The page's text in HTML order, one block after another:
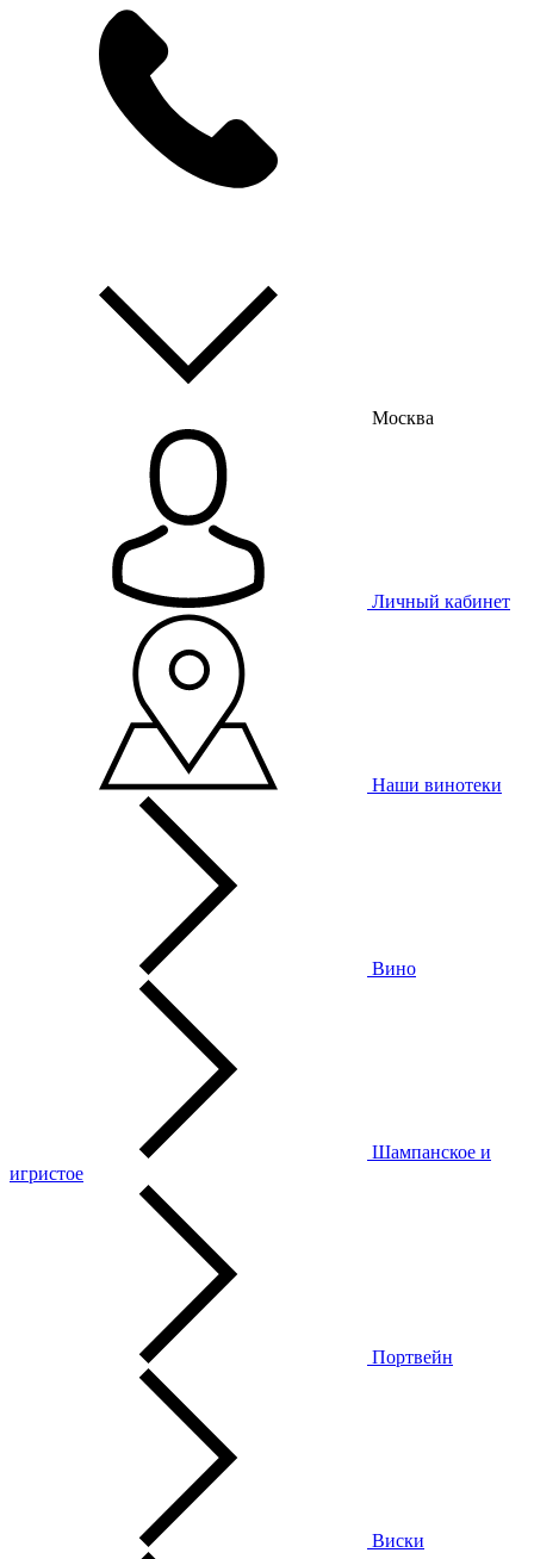
Москва
Личный кабинет
Наши винотеки
Вино
Шампанское и
игристое
Портвейн
Виски